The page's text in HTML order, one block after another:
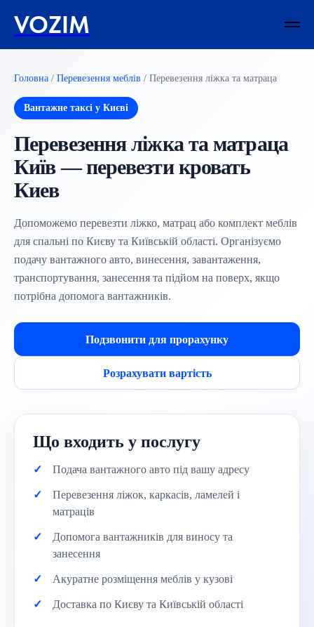
VOZIM
Головна / Перевезення меблів / Перевезення ліжка та матраца
Вантажне таксі у Києві
Перевезення ліжка та матраца
Київ — перевезти кровать
Киев
Допоможемо перевезти ліжко, матрац або комплект меблів
для спальні по Києву та Київській області. Організуємо
подачу вантажного авто, винесення, завантаження,
транспортування, занесення та підйом на поверх, якщо
потрібна допомога вантажників.
Подзвонити для прорахунку
Розрахувати вартість
Що входить у послугу
Подача вантажного авто під вашу адресу
Перевезення ліжок, каркасів, ламелей і
матраців
Допомога вантажників для виносу та
занесення
Акуратне розміщення меблів у кузові
Доставка по Києву та Київській області